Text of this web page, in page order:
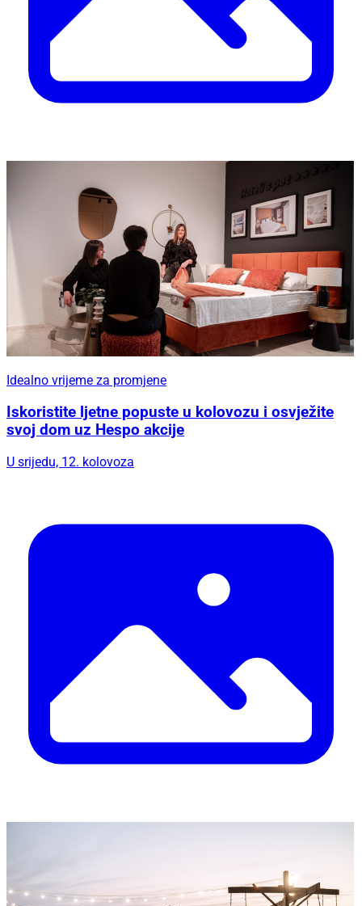
Idealno vrijeme za promjene
Iskoristite ljetne popuste u kolovozu i osvježite
svoj dom uz Hespo akcije
U srijedu, 12. kolovoza